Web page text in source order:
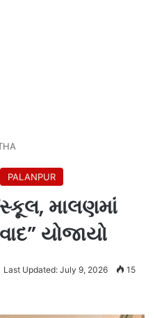
PALANPUR
માલણમાં
યોજાયો
Last Updated: July 9, 2026 15